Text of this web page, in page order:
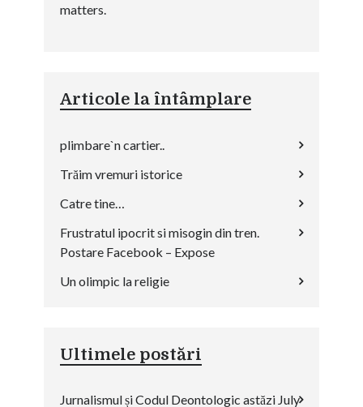
matters.
Articole la întâmplare
plimbare`n cartier..
Trăim vremuri istorice
Catre tine…
Frustratul ipocrit si misogin din tren.
Postare Facebook – Expose
Un olimpic la religie
Ultimele postări
Jurnalismul și Codul Deontologic astăzi July